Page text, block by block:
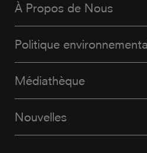
À Propos de Nous
Politique
Médiathèque
Nouvelles